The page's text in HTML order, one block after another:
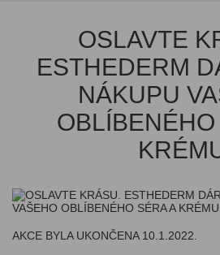
OSLAVTE
ESTHEDERM
NÁKUPU
OBLÍBENÉHO
AKCE BYLA UKONČENA 10.1.2022.